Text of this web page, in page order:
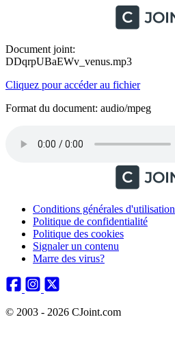
Document joint:
DDqrpUBaEWv_venus.mp3
Cliquez pour accéder au fichier
Format du document: audio/mpeg
Conditions générales d'utilisation
Politique de confidentialité
Politique des cookies
Signaler un contenu
Marre des virus?
© 2003 - 2026 CJoint.com